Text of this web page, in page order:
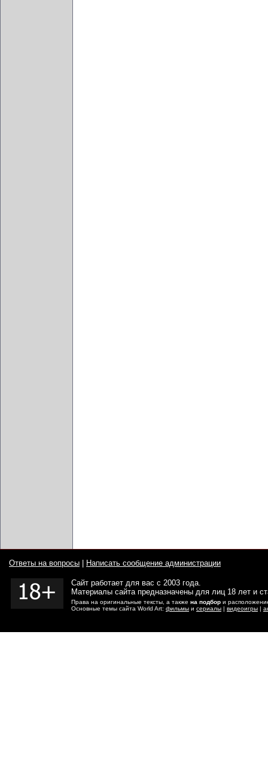
Ответы на вопросы Написать сообщение администрации
Сайт работает для вас с 2003 года.
Материалы сайта предназначены для лиц 18 лет и
Права на оригинальные тексты, а также на подбор и
Основные темы сайта World Art: фильмы и сериалы | видеоигры |